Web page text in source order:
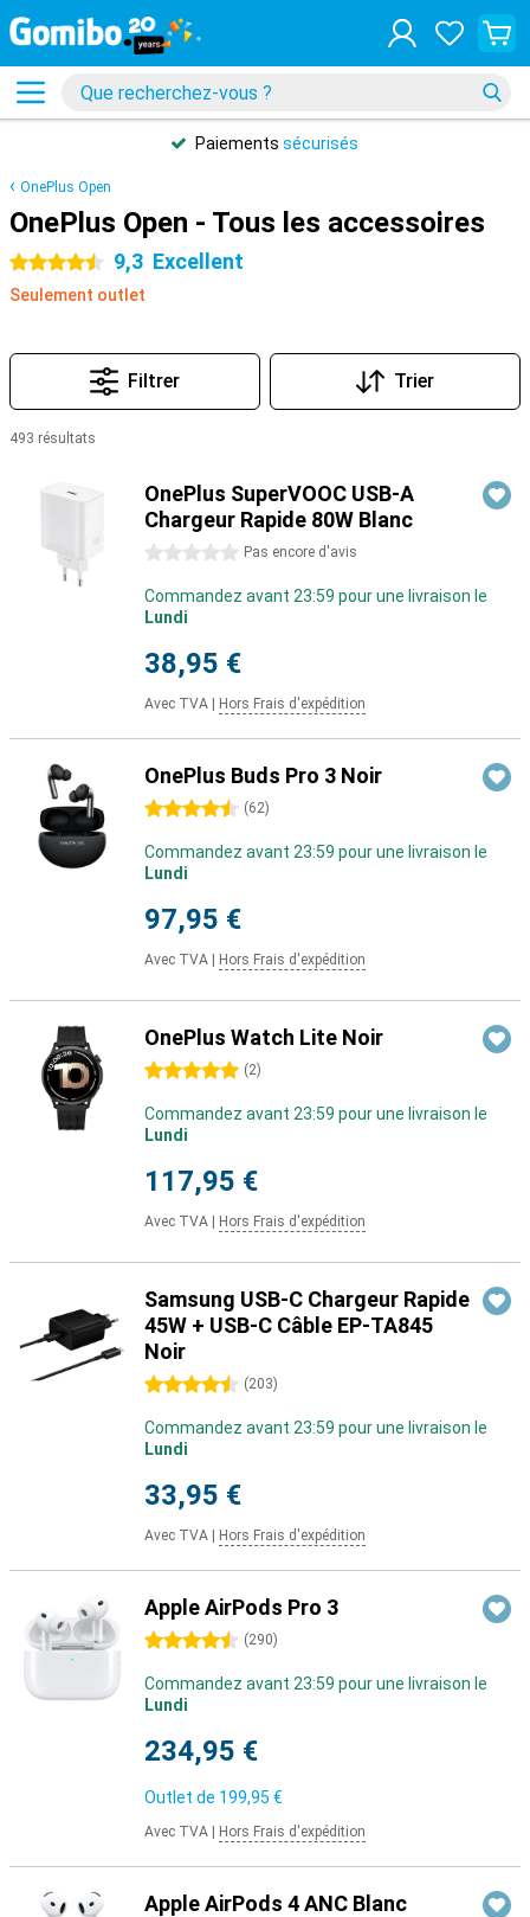
Paiements sécurisés
OnePlus Open
OnePlus Open - Tous les accessoires
4.5 étoiles 9,3 Excellent
Seulement outlet
Filtrer Trier
493 résultats
OnePlus SuperVOOC USB-A
Chargeur Rapide 80W Blanc
0 étoiles Pas encore d'avis
Commandez avant 23:59 pour une livraison le
Lundi
38,95 €
Avec TVA Hors Frais d'expédition
OnePlus Buds Pro 3 Noir
4.5 étoiles (62)
Commandez avant 23:59 pour une livraison le
Lundi
97,95 €
Avec TVA Hors Frais d'expédition
OnePlus Watch Lite Noir
5 étoiles (2)
Commandez avant 23:59 pour une livraison le
Lundi
117,95 €
Avec TVA Hors Frais d'expédition
Samsung USB-C Chargeur Rapide
45W + USB-C Câble EP-TA845
Noir
4.5 étoiles (203)
Commandez avant 23:59 pour une livraison le
Lundi
33,95 €
Avec TVA Hors Frais d'expédition
Apple AirPods Pro 3
4.5 étoiles (290)
Commandez avant 23:59 pour une livraison le
Lundi
234,95 €
Outlet de 199,95 €
Avec TVA Hors Frais d'expédition
Apple AirPods 4 ANC Blanc